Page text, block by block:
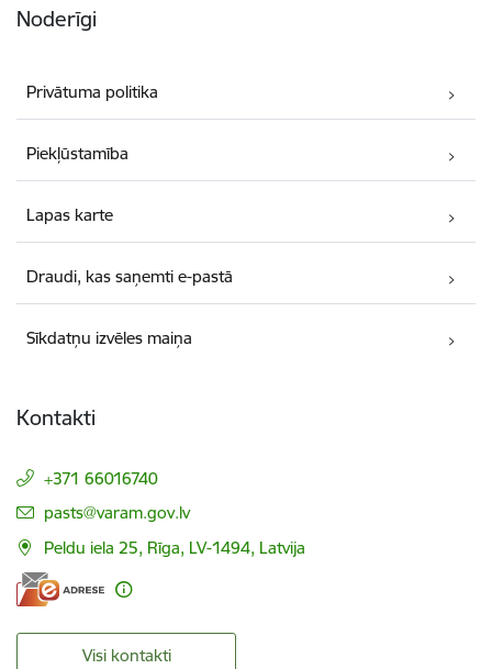
Noderīgi
Privātuma politika
Piekļūstamība
Lapas karte
Draudi, kas saņemti e-pastā
Sīkdatņu izvēles maiņa
Kontakti
+371 66016740
E-pasts:
pasts@varam.gov.lv
Peldu iela 25, Rīga, LV-1494, Latvija
Visi kontakti